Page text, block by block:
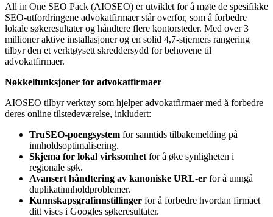
All in One SEO Pack (AIOSEO) er utviklet for å møte de spesifikke
SEO-utfordringene advokatfirmaer står overfor, som å forbedre
lokale søkeresultater og håndtere flere kontorsteder. Med over 3
millioner aktive installasjoner og en solid 4,7-stjerners rangering
tilbyr den et verktøysett skreddersydd for behovene til
advokatfirmaer.
Nøkkelfunksjoner for advokatfirmaer
AIOSEO tilbyr verktøy som hjelper advokatfirmaer med å forbedre
deres online tilstedeværelse, inkludert:
TruSEO-poengsystem for sanntids tilbakemelding på
innholdsoptimalisering.
Skjema for lokal virksomhet for å øke synligheten i
regionale søk.
Avansert håndtering av kanoniske URL-er for å unngå
duplikatinnholdproblemer.
Kunnskapsgrafinnstillinger for å forbedre hvordan firmaet
ditt vises i Googles søkeresultater.